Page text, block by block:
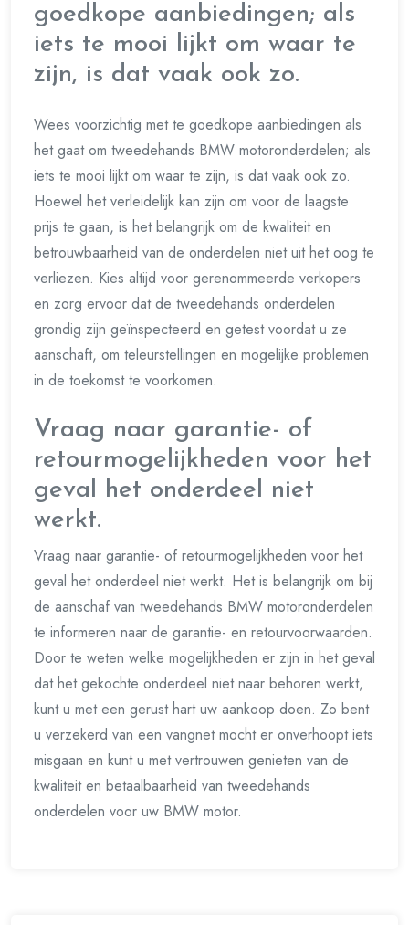
goedkope aanbiedingen; als
iets te mooi lijkt om waar te
zijn, is dat vaak ook zo.
Wees voorzichtig met te goedkope aanbiedingen als
het gaat om tweedehands BMW motoronderdelen; als
iets te mooi lijkt om waar te zijn, is dat vaak ook zo.
Hoewel het verleidelijk kan zijn om voor de laagste
prijs te gaan, is het belangrijk om de kwaliteit en
betrouwbaarheid van de onderdelen niet uit het oog te
verliezen. Kies altijd voor gerenommeerde verkopers
en zorg ervoor dat de tweedehands onderdelen
grondig zijn geïnspecteerd en getest voordat u ze
aanschaft, om teleurstellingen en mogelijke problemen
in de toekomst te voorkomen.
Vraag naar garantie- of
retourmogelijkheden voor het
geval het onderdeel niet
werkt.
Vraag naar garantie- of retourmogelijkheden voor het
geval het onderdeel niet werkt. Het is belangrijk om bij
de aanschaf van tweedehands BMW motoronderdelen
te informeren naar de garantie- en retourvoorwaarden.
Door te weten welke mogelijkheden er zijn in het geval
dat het gekochte onderdeel niet naar behoren werkt,
kunt u met een gerust hart uw aankoop doen. Zo bent
u verzekerd van een vangnet mocht er onverhoopt iets
misgaan en kunt u met vertrouwen genieten van de
kwaliteit en betaalbaarheid van tweedehands
onderdelen voor uw BMW motor.